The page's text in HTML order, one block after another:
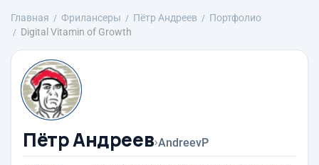
Главная Фрилансеры Пётр Андреев
Портфолио
Digital Vitamin of Growth
Пётр Андреев›AndreevP